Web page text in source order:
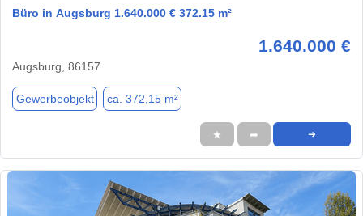
Büro in Augsburg 1.640.000 € 372.15 m²
1.640.000 €
Augsburg, 86157
Gewerbeobjekt ca. 372,15 m²
★ ➦ ➜